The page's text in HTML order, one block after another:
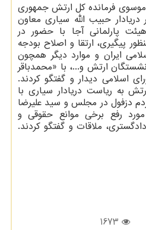
موسوی فرمانده کل ارتش جمهوری
دریادار حبیب الله سیاری معاون
پارلمانی آجا با حضور در
پیگیری، ارتقا و اصلاح بودجه
ایران و موارد دیگر همچون
ارتش و...، با «محمدباقر
اسلامی دیدار و گفتگو کردند.
به ریاست دریادار سیاری با
دزفول در مجلس و سید علیرضا
رفع برخی موانع حقوقی و
ملاقات و گفتگو کردند.
1673